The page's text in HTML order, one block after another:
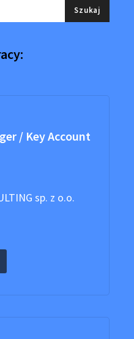
/ Key Account
sp. z o.o.